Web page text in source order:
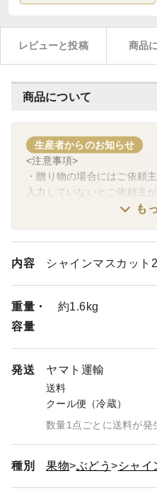
レビューと投稿 商品
商品について
生産者からのお知らせ
<注意事項>
・贈り物の場合にはご依頼
入力していないとご依頼主
送り主が分からなくなって
尚、名入れに関しましては
んので、ご要望いただいて
ただきます。
う事がございますがご了承く
・クール便の商品の場合、
直接ギフトとしてお渡しす
する場合には、必ず常温便
急な温度差により葡萄が傷
以上のような原因で葡萄が
は承りませんのでご了承くだ
・お日にちの指定について
も
内容 シャインマスカット
重量・
容量
約1.6kg
発送 ヤマト運輸
送料
クール便（冷蔵）
数量1点ごとに送料が発
種別 果物 ぶどう シャイ